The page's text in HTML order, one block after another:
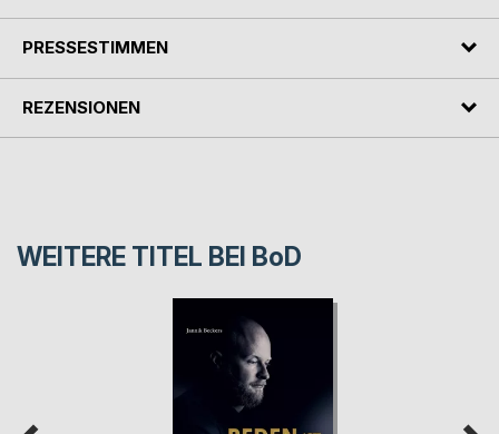
PRESSESTIMMEN
REZENSIONEN
WEITERE TITEL BEI BoD